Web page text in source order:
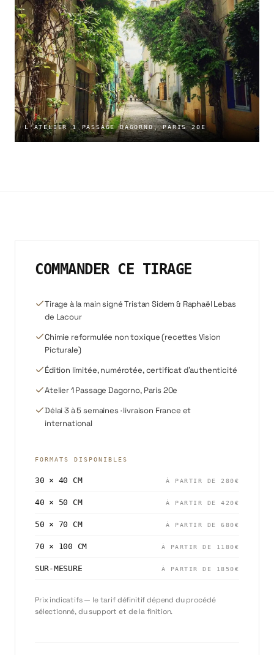
L'ATELIER 1 PASSAGE DAGORNO, PARIS 20E
COMMANDER CE TIRAGE
Tirage à la main signé Tristan Sidem & Raphaël Lebas
de Lacour
Chimie reformulée non toxique (recettes Vision
Picturale)
Édition limitée, numérotée, certificat d'authenticité
Atelier 1 Passage Dagorno, Paris 20e
Délai 3 à 5 semaines · livraison France et
international
FORMATS DISPONIBLES
30 × 40 CM À PARTIR DE 280€
40 × 50 CM À PARTIR DE 420€
50 × 70 CM À PARTIR DE 680€
70 × 100 CM À PARTIR DE 1180€
SUR-MESURE À PARTIR DE 1850€
Prix indicatifs — le tarif définitif dépend du procédé
sélectionné, du support et de la finition.